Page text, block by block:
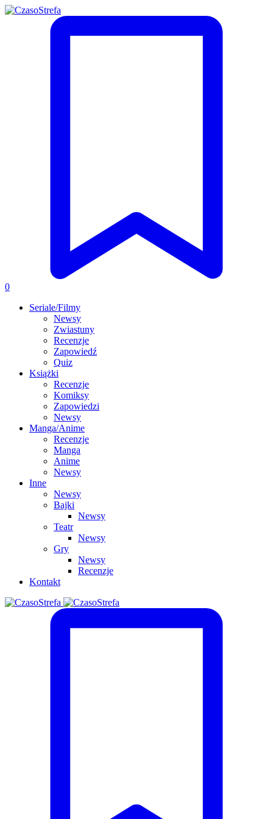
0
Seriale/Filmy
Newsy
Zwiastuny
Recenzje
Zapowiedź
Quiz
Książki
Recenzje
Komiksy
Zapowiedzi
Newsy
Manga/Anime
Recenzje
Manga
Anime
Newsy
Inne
Newsy
Bajki
Newsy
Teatr
Newsy
Gry
Newsy
Recenzje
Kontakt